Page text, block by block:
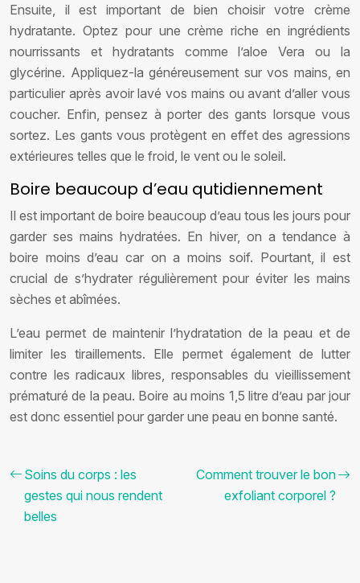
Ensuite, il est important de bien choisir votre crème
hydratante. Optez pour une crème riche en ingrédients
nourrissants et hydratants comme l’aloe Vera ou la
glycérine. Appliquez-la généreusement sur vos mains, en
particulier après avoir lavé vos mains ou avant d’aller vous
coucher. Enfin, pensez à porter des gants lorsque vous
sortez. Les gants vous protègent en effet des agressions
extérieures telles que le froid, le vent ou le soleil.
Boire beaucoup d’eau qutidiennement
Il est important de boire beaucoup d’eau tous les jours pour
garder ses mains hydratées. En hiver, on a tendance à
boire moins d’eau car on a moins soif. Pourtant, il est
crucial de s’hydrater régulièrement pour éviter les mains
sèches et abîmées.
L’eau permet de maintenir l’hydratation de la peau et de
limiter les tiraillements. Elle permet également de lutter
contre les radicaux libres, responsables du vieillissement
prématuré de la peau. Boire au moins 1,5 litre d’eau par jour
est donc essentiel pour garder une peau en bonne santé.
Soins du corps : les
gestes qui nous rendent
belles
Comment trouver le bon
exfoliant corporel ?